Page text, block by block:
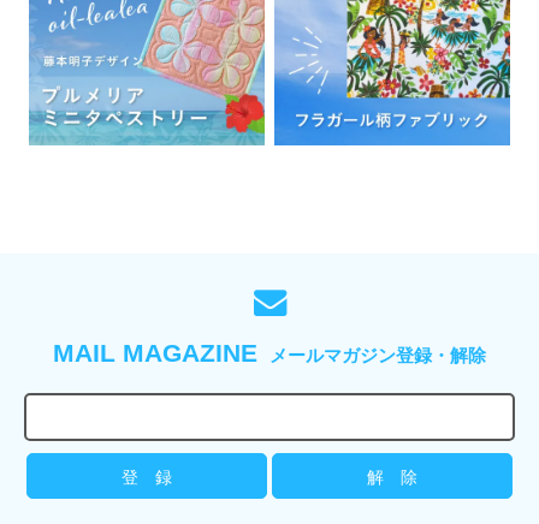
MAIL MAGAZINE メールマガジン登録・解除